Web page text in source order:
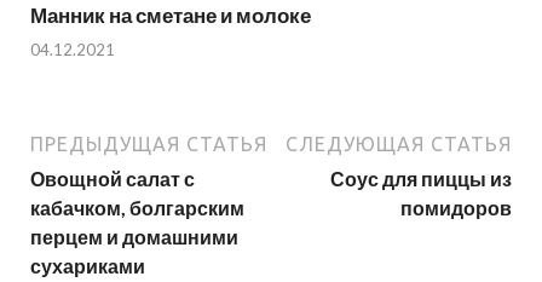
Манник на сметане и молоке
04.12.2021
ПРЕДЫДУЩАЯ СТАТЬЯ
Овощной салат с
кабачком, болгарским
перцем и домашними
сухариками
СЛЕДУЮЩАЯ СТАТЬЯ
Соус для пиццы из
помидоров